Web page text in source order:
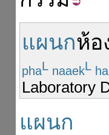
แผนกห้อ
phaL naaekL
Laboratory
แผนก